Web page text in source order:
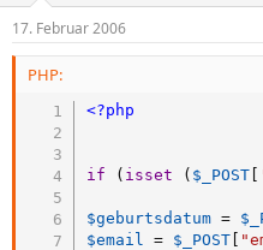
17. Februar 2006
PHP:
<?php
if ( isset ( $_POST
$geburtsdatum =
$email
= $_POST